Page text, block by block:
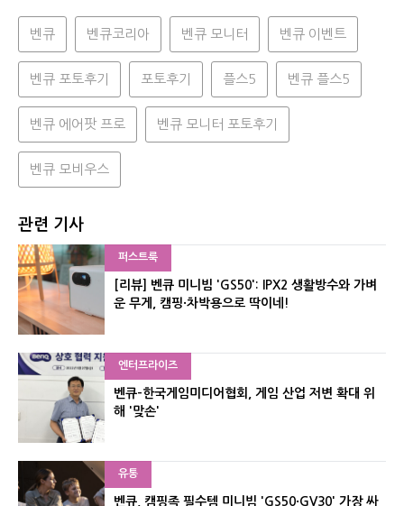
벤큐 벤큐코리아 벤큐 모니터 벤큐 이벤트
벤큐 포토후기 포토후기 플스5 벤큐 플스5
벤큐 에어팟 프로 벤큐 모니터 포토후기
벤큐 모비우스
관련 기사
퍼스트룩
[리뷰] 벤큐 미니빔 'GS50': IPX2 생활방수와 가벼
운 무게, 캠핑·차박용으로 딱이네!
엔터프라이즈
벤큐-한국게임미디어협회, 게임 산업 저변 확대 위
해 '맞손'
유통
벤큐, 캠핑족 필수템 미니빔 'GS50·GV30' 가장 싸